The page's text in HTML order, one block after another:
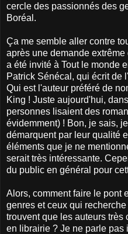
cercle des passionnés des
Boréal.
Ça me semble aller contre
après une demande
a été invité à Tout le monde
Patrick Sénécal, qui écrit de
Qui est l'auteur préféré de
King ! Juste aujourd'hui,
personnes lisaient des
évidemment) ! Bon, je sais,
démarquent par leur qualité
éléments que je ne
serait très intéressante.
du public en général pour
Alors, comment faire le pont
genres et ceux qui
trouvent que les auteurs
en librairie ? Je ne parle